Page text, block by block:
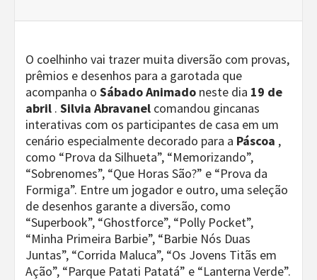
O coelhinho vai trazer muita diversão com provas,
prêmios e desenhos para a garotada que
acompanha o Sábado Animado neste dia 19 de
abril . Silvia Abravanel comandou gincanas
interativas com os participantes de casa em um
cenário especialmente decorado para a Páscoa ,
como “Prova da Silhueta”, “Memorizando”,
“Sobrenomes”, “Que Horas São?” e “Prova da
Formiga”. Entre um jogador e outro, uma seleção
de desenhos garante a diversão, como
“Superbook”, “Ghostforce”, “Polly Pocket”,
“Minha Primeira Barbie”, “Barbie Nós Duas
Juntas”, “Corrida Maluca”, “Os Jovens Titãs em
Ação”, “Parque Patati Patatá” e “Lanterna Verde”.